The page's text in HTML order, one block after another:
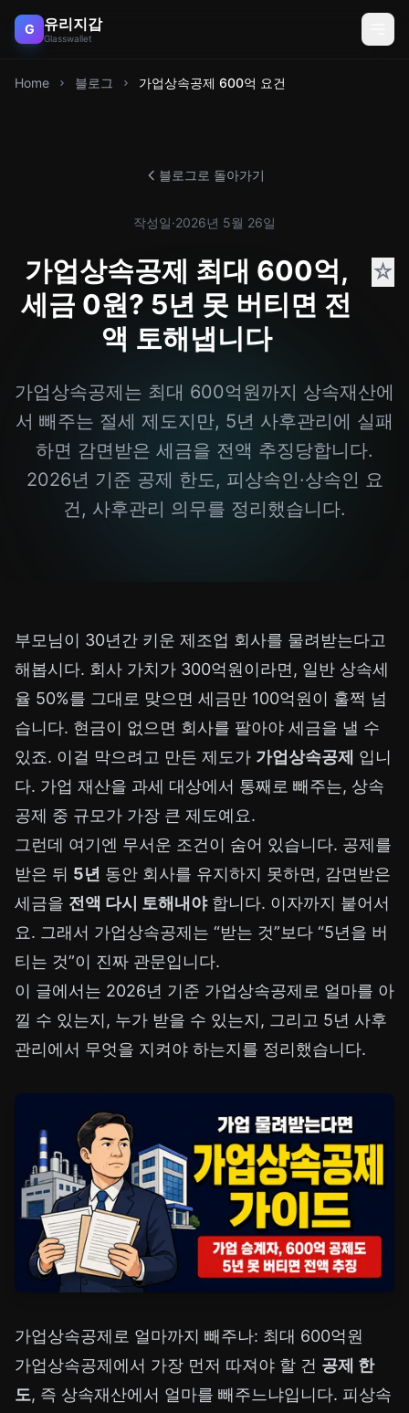
G 유리지갑
Glasswallet
Home 블로그 가업상속공제 600억 요건
블로그로 돌아가기
작성일·2026년 5월 26일
가업상속공제 최대 600억,
세금 0원? 5년 못 버티면 전
액 토해냅니다
☆
가업상속공제는 최대 600억원까지 상속재산에
서 빼주는 절세 제도지만, 5년 사후관리에 실패
하면 감면받은 세금을 전액 추징당합니다.
2026년 기준 공제 한도, 피상속인·상속인 요
건, 사후관리 의무를 정리했습니다.
부모님이 30년간 키운 제조업 회사를 물려받는다고
해봅시다. 회사 가치가 300억원이라면, 일반 상속세
율 50%를 그대로 맞으면 세금만 100억원이 훌쩍 넘
습니다. 현금이 없으면 회사를 팔아야 세금을 낼 수
있죠. 이걸 막으려고 만든 제도가 가업상속공제 입니
다. 가업 재산을 과세 대상에서 통째로 빼주는, 상속
공제 중 규모가 가장 큰 제도예요.
그런데 여기엔 무서운 조건이 숨어 있습니다. 공제를
받은 뒤 5년 동안 회사를 유지하지 못하면, 감면받은
세금을 전액 다시 토해내야합니다. 이자까지 붙어서
요. 그래서 가업상속공제는 “받는 것”보다 “5년을 버
티는 것”이 진짜 관문입니다.
이 글에서는 2026년 기준 가업상속공제로 얼마를 아
낄 수 있는지, 누가 받을 수 있는지, 그리고 5년 사후
관리에서 무엇을 지켜야 하는지를 정리했습니다.
가업상속공제로 얼마까지 빼주나: 최대 600억원
가업상속공제에서 가장 먼저 따져야 할 건 공제 한
도, 즉 상속재산에서 얼마를 빼주느냐입니다. 피상속